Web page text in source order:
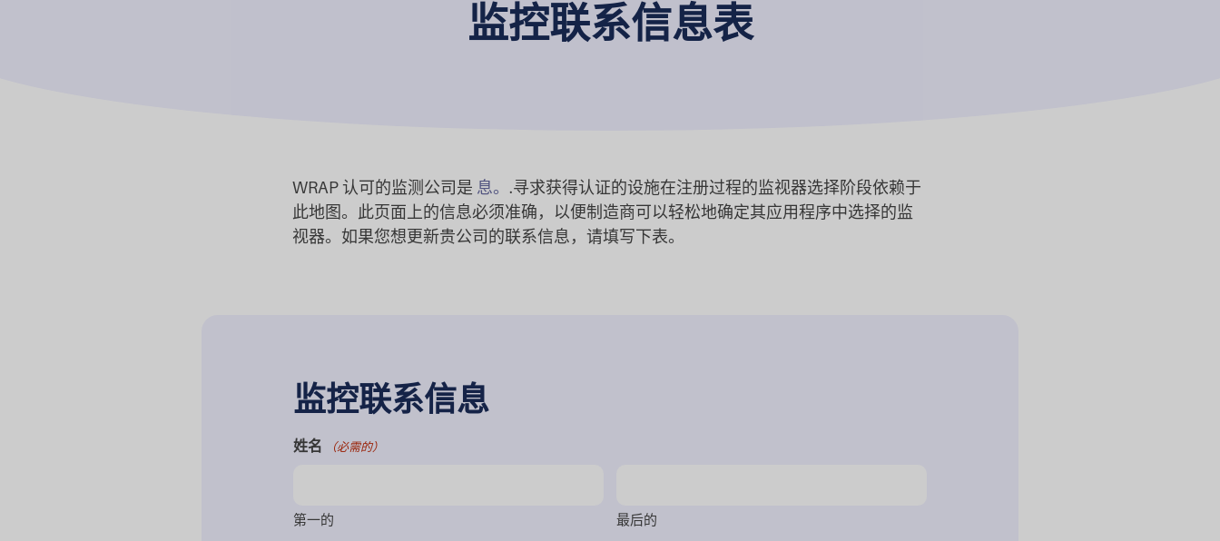
监控联系信息表
WRAP 认可的监测公司是 息。 .寻求获得认证的设施在注册过程的监视器选择阶段依赖于
此地图。此页面上的信息必须准确，以便制造商可以轻松地确定其应用程序中选择的监
视器。如果您想更新贵公司的联系信息，请填写下表。
监控联系信息
姓名 （必需的）
第一的 最后的